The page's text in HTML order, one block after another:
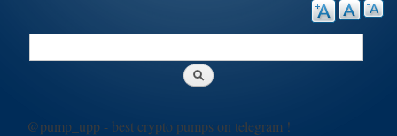
Search
@pump_upp - best crypto pumps on telegram !